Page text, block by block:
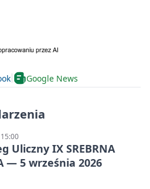
Google News
Uliczny IX SREBRNA
— 5 września 2026